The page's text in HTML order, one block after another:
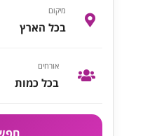
מיקום
בכל הארץ
אורחים
בכל כמות